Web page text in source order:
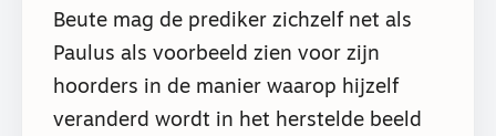
Beute mag de prediker zichzelf net als
Paulus als voorbeeld zien voor zijn
hoorders in de manier waarop hijzelf
veranderd wordt in het herstelde beeld